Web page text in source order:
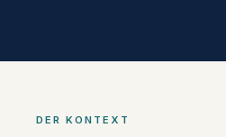
DER KONTEXT